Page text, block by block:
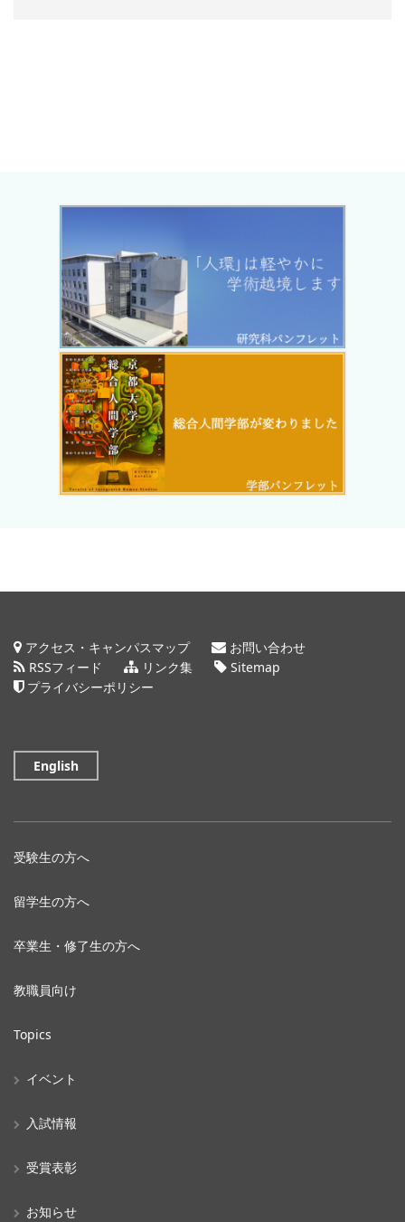
アクセス・キャンパスマップ
お問い合わせ
RSSフィード
リンク集
Sitemap
プライバシーポリシー
English
受験生の方へ
留学生の方へ
卒業生・修了生の方へ
教職員向け
Topics
イベント
入試情報
受賞表彰
お知らせ